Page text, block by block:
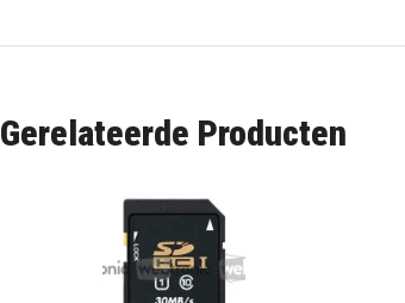
Gerelateerde Producten